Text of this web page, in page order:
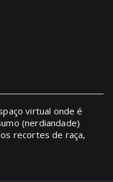
virtual onde é
(nerdiandade)
recortes de raça,